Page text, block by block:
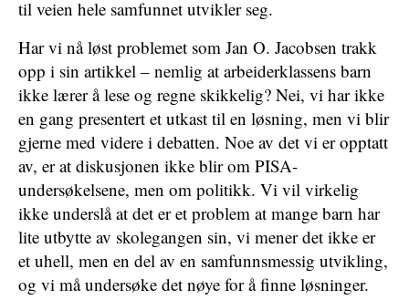
til veien hele samfunnet utvikler seg.
Har vi nå løst problemet som Jan O. Jacobsen trakk
opp i sin artikkel – nemlig at arbeiderklassens barn
ikke lærer å lese og regne skikkelig? Nei, vi har ikke
en gang presentert et utkast til en løsning, men vi blir
gjerne med videre i debatten. Noe av det vi er opptatt
av, er at diskusjonen ikke blir om PISA-
undersøkelsene, men om politikk. Vi vil virkelig
ikke underslå at det er et problem at mange barn har
lite utbytte av skolegangen sin, vi mener det ikke er
et uhell, men en del av en samfunnsmessig utvikling,
og vi må undersøke det nøye for å finne løsninger.